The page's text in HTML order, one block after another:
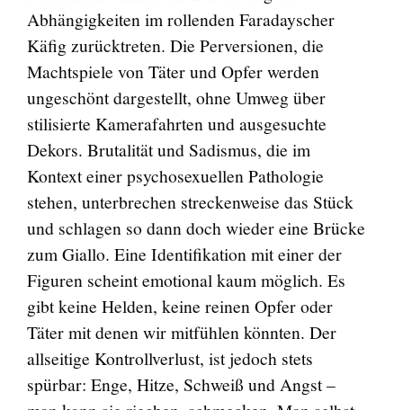
Abhängigkeiten im rollenden Faradayscher
Käfig zurücktreten. Die Perversionen, die
Machtspiele von Täter und Opfer werden
ungeschönt dargestellt, ohne Umweg über
stilisierte Kamerafahrten und ausgesuchte
Dekors. Brutalität und Sadismus, die im
Kontext einer psychosexuellen Pathologie
stehen, unterbrechen streckenweise das Stück
und schlagen so dann doch wieder eine Brücke
zum Giallo. Eine Identifikation mit einer der
Figuren scheint emotional kaum möglich. Es
gibt keine Helden, keine reinen Opfer oder
Täter mit denen wir mitfühlen könnten. Der
allseitige Kontrollverlust, ist jedoch stets
spürbar: Enge, Hitze, Schweiß und Angst –